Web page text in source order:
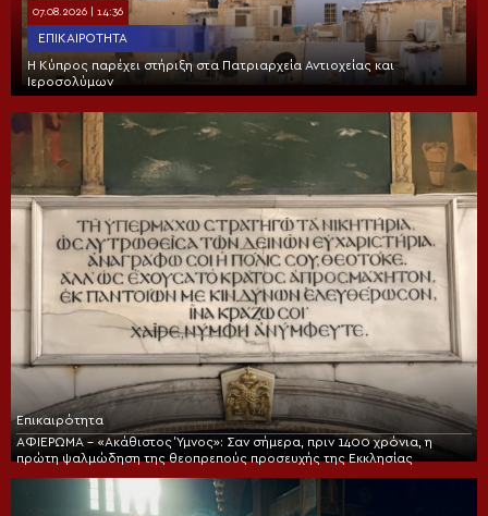
07.08.2026 | 14:36
ΕΠΙΚΑΙΡΌΤΗΤΑ
Η Κύπρος παρέχει στήριξη στα Πατριαρχεία Αντιοχείας και
Ιεροσολύμων
Επικαιρότητα
ΑΦΙΕΡΩΜΑ – «Ακάθιστος Ύμνος»: Σαν σήμερα, πριν 1400 χρόνια, η
πρώτη ψαλμώδηση της θεοπρεπούς προσευχής της Εκκλησίας